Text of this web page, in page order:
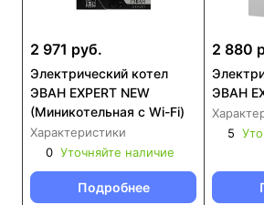
2 971 руб.
Электрический котел
ЭВАН EXPERT NEW
(Миникотельная с Wi-Fi)
Характеристики
0 Уточняйте наличие
Подробнее
2 880
ЭВАН
5